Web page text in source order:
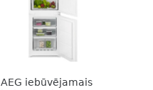
AEG iebūvējamais